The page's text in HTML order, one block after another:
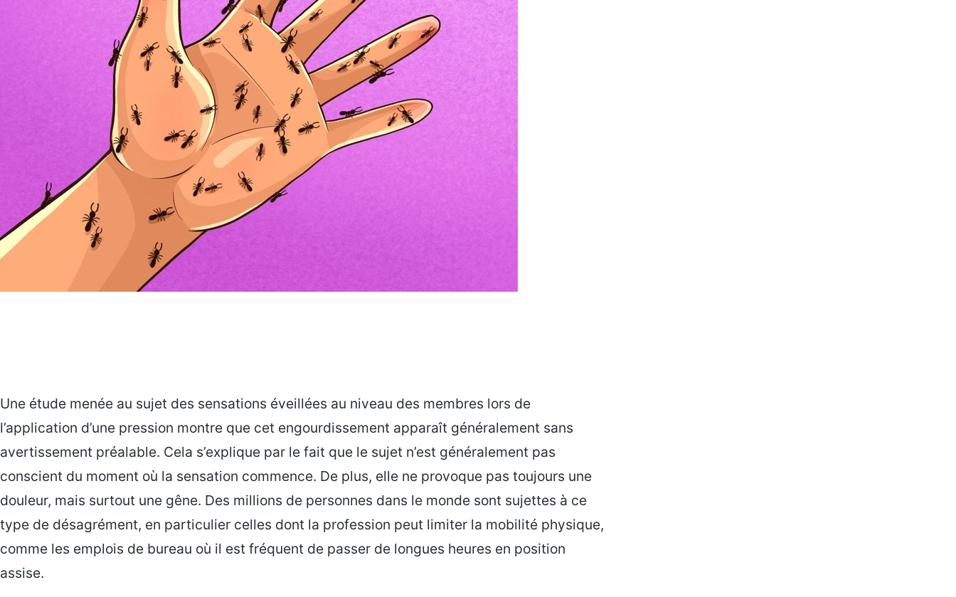
Une étude menée au sujet des sensations éveillées au niveau des membres lors de
l’application d’une pression montre que cet engourdissement apparaît généralement sans
avertissement préalable. Cela s’explique par le fait que le sujet n’est généralement pas
conscient du moment où la sensation commence. De plus, elle ne provoque pas toujours une
douleur, mais surtout une gêne. Des millions de personnes dans le monde sont sujettes à ce
type de désagrément, en particulier celles dont la profession peut limiter la mobilité physique,
comme les emplois de bureau où il est fréquent de passer de longues heures en position
assise.